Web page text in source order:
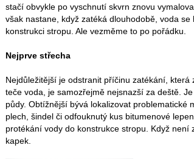
stačí obvykle po vyschnutí skvrn znovu
však nastane, když zatéká dlouhodobě, voda
konstrukci stropu. Ale vezměme to po pořádku.
Nejprve střecha
Nejdůležitější je odstranit příčinu zatékání,
teče voda, je samozřejmě nejsnazší za deště.
půdy. Obtížnější bývá lokalizovat
plech, šindel či odfouknutý kus bitumenové
protékání vody do konstrukce stropu. Když
kapek.